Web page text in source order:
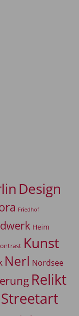
Design
Friedhof
Heim
Kunst
Nerl Nordsee
Relikt
Streetart